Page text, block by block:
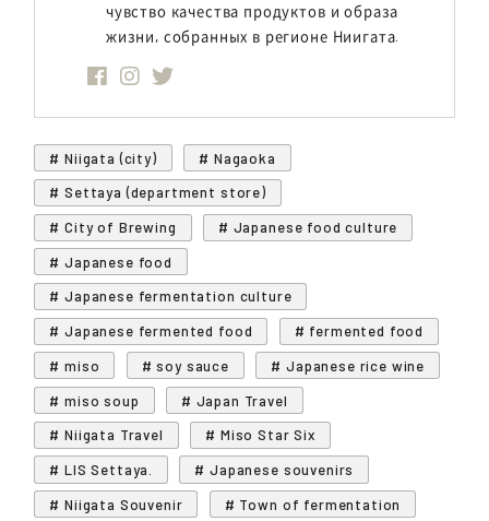
чувство качества продуктов и образа
жизни, собранных в регионе Ниигата.
# Niigata (city)
# Nagaoka
# Settaya (department store)
# City of Brewing
# Japanese food culture
# Japanese food
# Japanese fermentation culture
# Japanese fermented food
# fermented food
# miso
# soy sauce
# Japanese rice wine
# miso soup
# Japan Travel
# Niigata Travel
# Miso Star Six
# LIS Settaya.
# Japanese souvenirs
# Niigata Souvenir
# Town of fermentation